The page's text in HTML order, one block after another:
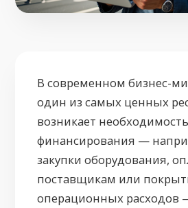
В современном бизнес-
один из самых ценных
возникает
финансирования —
закупки оборудования,
поставщикам или
операционных расходов